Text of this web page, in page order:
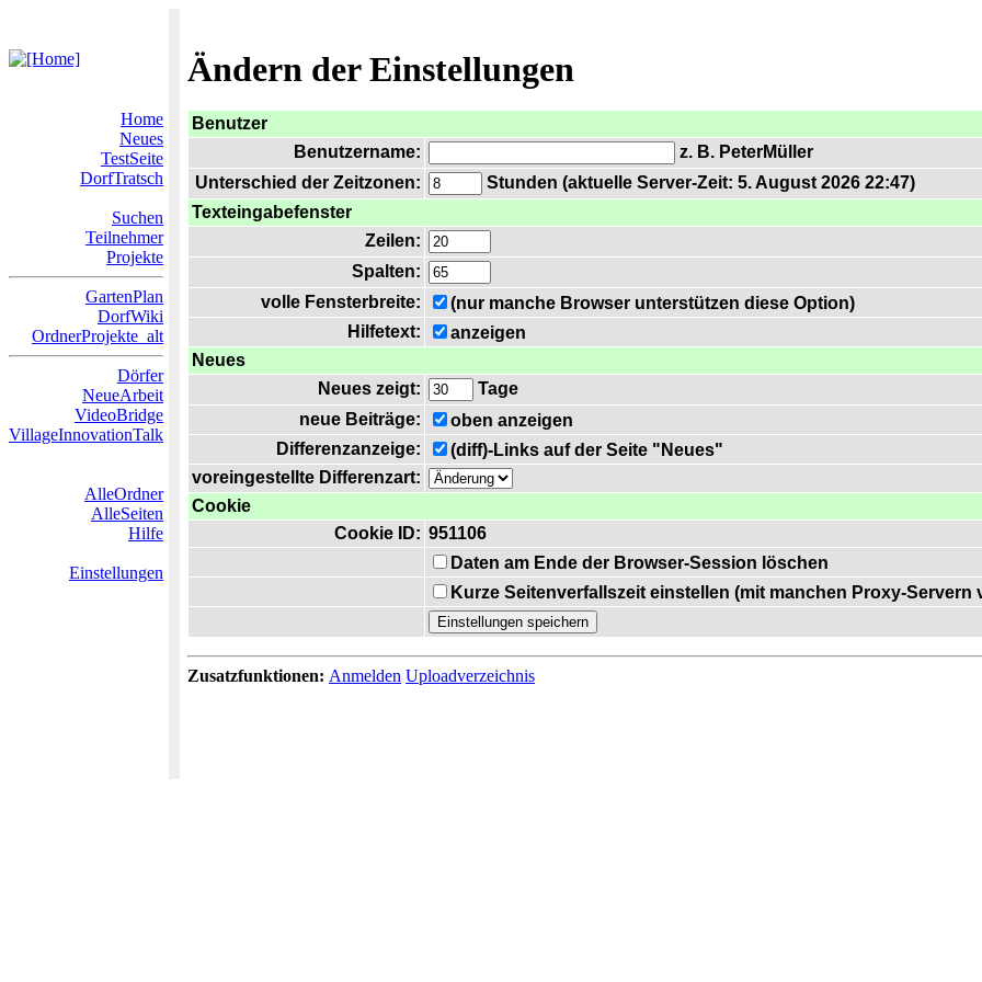
Ändern der Einstellungen
Home
Neues
TestSeite
DorfTratsch
Suchen
Teilnehmer
Projekte
GartenPlan
DorfWiki
OrdnerProjekte_alt
Dörfer
NeueArbeit
VideoBridge
VillageInnovationTalk
AlleOrdner
AlleSeiten
Hilfe
Einstellungen
Benutzer
Benutzername:
z. B. PeterMüller
Unterschied der Zeitzonen:
Stunden (aktuelle Server-Zeit: 5. August 2026 22:47)
Texteingabefenster
Zeilen:
Spalten:
volle Fensterbreite:
(nur manche Browser unterstützen diese Option)
Hilfetext:
anzeigen
Neues
Neues zeigt:
Tage
neue Beiträge:
oben anzeigen
Differenzanzeige:
(diff)-Links auf der Seite "Neues"
voreingestellte Differenzart:
Cookie
Cookie ID: 951106
Daten am Ende der Browser-Session löschen
Kurze Seitenverfallszeit einstellen (mit manchen Proxy-Servern
Zusatzfunktionen: Anmelden Uploadverzeichnis